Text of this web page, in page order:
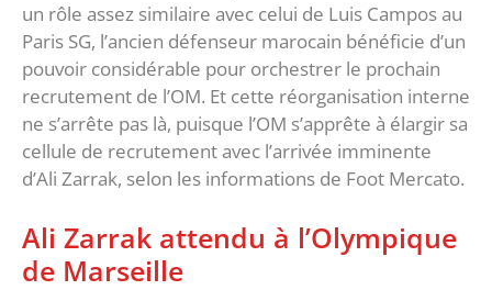
un rôle assez similaire avec celui de Luis Campos au
Paris SG, l’ancien défenseur marocain bénéficie d’un
pouvoir considérable pour orchestrer le prochain
recrutement de l’OM. Et cette réorganisation interne
ne s’arrête pas là, puisque l’OM s’apprête à élargir sa
cellule de recrutement avec l’arrivée imminente
d’Ali Zarrak, selon les informations de Foot Mercato.
Ali Zarrak attendu à l’Olympique
de Marseille